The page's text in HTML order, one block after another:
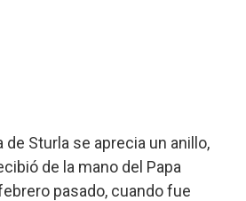
de Sturla se aprecia un anillo,
de la mano del Papa
pasado, cuando fue